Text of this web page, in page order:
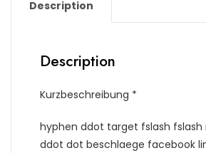
Description
Description
Kurzbeschreibung *
hyphen ddot target fslash fslash
ddot dot beschlaege facebook